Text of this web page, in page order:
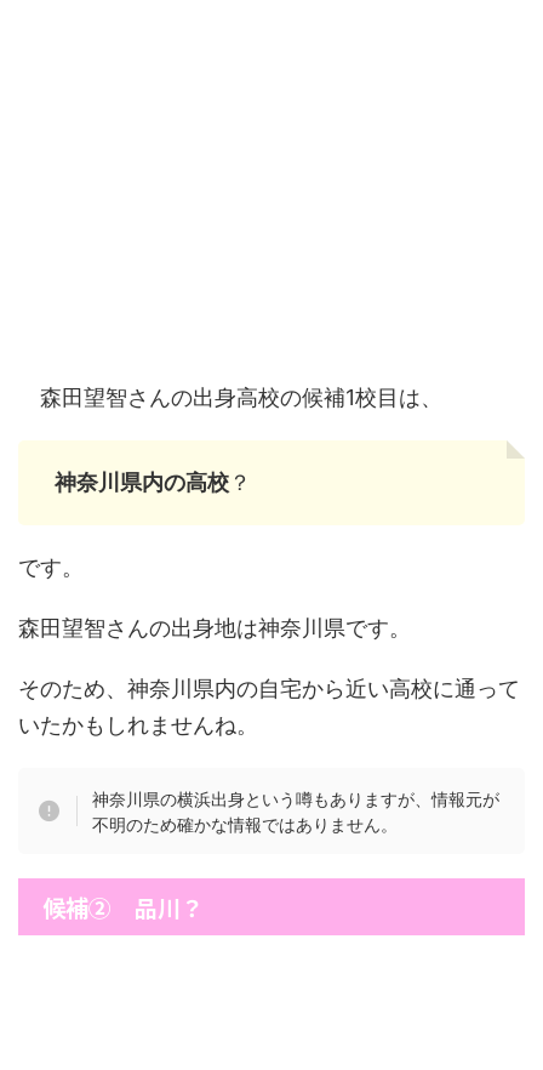
森田望智さんの出身高校の候補1校目は、
神奈川県内の高校 ？
です。
森田望智さんの出身地は神奈川県です。
そのため、神奈川県内の自宅から近い高校に通って
いたかもしれませんね。
神奈川県の横浜出身という噂もありますが、情報元が
不明のため確かな情報ではありません。
候補② 品川？